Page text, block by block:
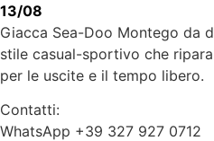
13/08
Giacca Sea-Doo Montego da
stile casual-sportivo che
per le uscite e il tempo libero.
Contatti:
WhatsApp +39 327 927 0712